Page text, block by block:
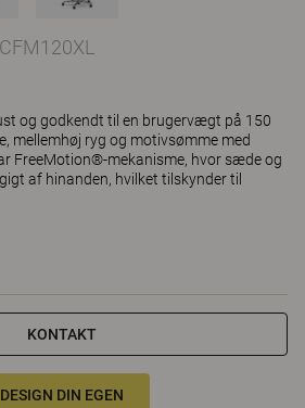
og godkendt til en brugervægt på 150
mellemhøj ryg og motivsømme med
FreeMotion®-mekanisme, hvor sæde og
af hinanden, hvilket tilskynder til
KONTAKT
DESIGN DIN EGEN